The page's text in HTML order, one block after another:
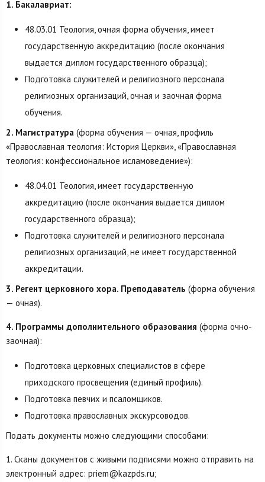
1. Бакалавриат:
48.03.01 Теология, очная форма обучения, имеет
государственную аккредитацию (после окончания
выдается диплом государственного образца);
Подготовка служителей и религиозного персонала
религиозных организаций, очная и заочная форма
обучения.
2. Магистратура (форма обучения — очная, профиль
«Православная теология: История Церкви», «Православная
теология: конфессиональное исламоведение»):
48.04.01 Теология, имеет государственную
аккредитацию (после окончания выдается диплом
государственного образца);
Подготовка служителей и религиозного персонала
религиозных организаций, не имеет государственной
аккредитации.
3. Регент церковного хора. Преподаватель (форма обучения
— очная).
4. Программы дополнительного образования (форма очно-
заочная):
Подготовка церковных специалистов в сфере
приходского просвещения (единый профиль).
Подготовка певчих и псаломщиков.
Подготовка православных экскурсоводов.
Подать документы можно следующими способами:
1. Сканы документов с живыми подписями можно отправить на
электронный адрес: priem@kazpds.ru;